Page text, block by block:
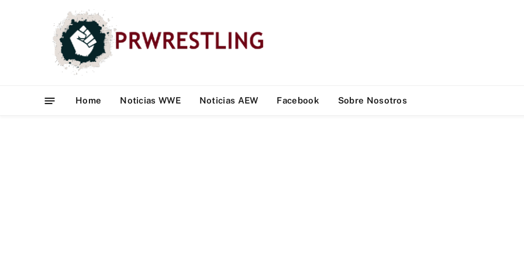
Home Noticias WWE Noticias AEW Facebook Sobre Nosotros